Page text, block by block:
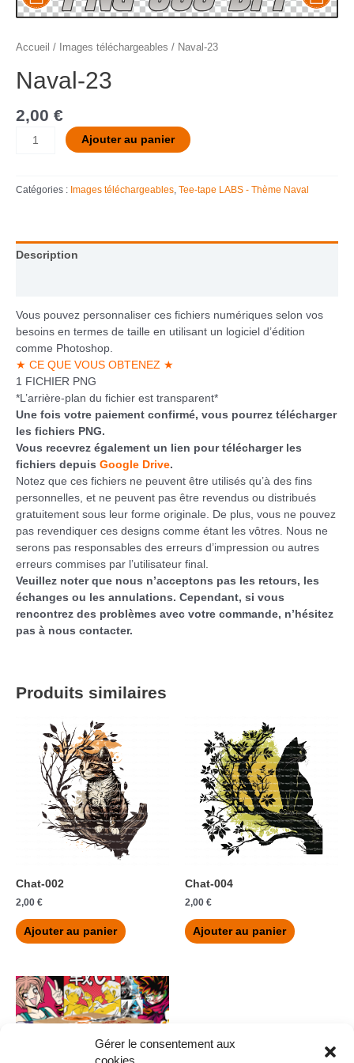
Gérer le consentement aux
cookies
Accueil / Images téléchargeables / Naval-23
Naval-23
2,00 €
Ajouter au panier
Catégories : Images téléchargeables Tee-tape LABS - Thème Naval
Description
Vous pouvez personnaliser ces fichiers numériques selon vos
besoins en termes de taille en utilisant un logiciel d’édition
comme Photoshop.
★ CE QUE VOUS OBTENEZ ★
1 FICHIER PNG
*L’arrière-plan du fichier est transparent*
Une fois votre paiement confirmé, vous pourrez télécharger
les fichiers PNG.
Vous recevrez également un lien pour télécharger les
fichiers depuis Google Drive.
Notez que ces fichiers ne peuvent être utilisés qu’à des fins
personnelles, et ne peuvent pas être revendus ou distribués
gratuitement sous leur forme originale. De plus, vous ne pouvez
pas revendiquer ces designs comme étant les vôtres. Nous ne
serons pas responsables des erreurs d’impression ou autres
erreurs commises par l’utilisateur final.
Veuillez noter que nous n’acceptons pas les retours, les
échanges ou les annulations. Cependant, si vous
rencontrez des problèmes avec votre commande, n’hésitez
pas à nous contacter.
Produits similaires
Chat-002
2,00 €
Ajouter au panier
Chat-004
2,00 €
Ajouter au panier